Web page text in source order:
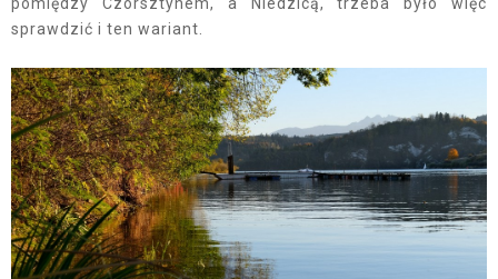
sprawdzić i ten wariant.